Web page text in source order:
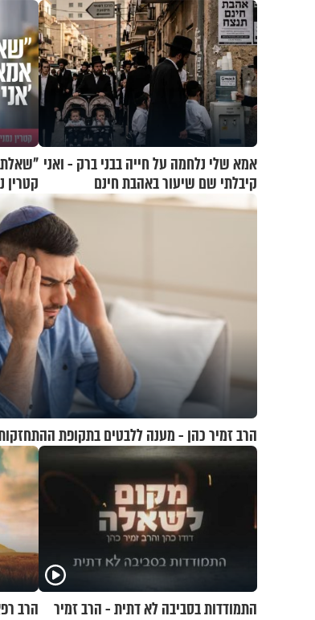
אמא שלי נלחמה על חייה בבני ברק - ואני
קיבלתי שם שיעור באהבת חינם
הרב זמיר כהן - מענה ללבטים בתקופת
התמודדות בסביבה לא דתית - הרב זמיר